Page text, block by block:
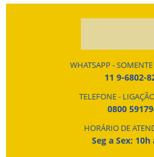
WHATSAPP -
11 9-6802-
TELEFONE -
0800
HORÁRIO DE
Seg a Sex: 10h